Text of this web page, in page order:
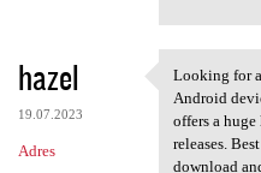
hazel
19.07.2023
Adres
Looking
Looking for
Android
offers a
releases.
download